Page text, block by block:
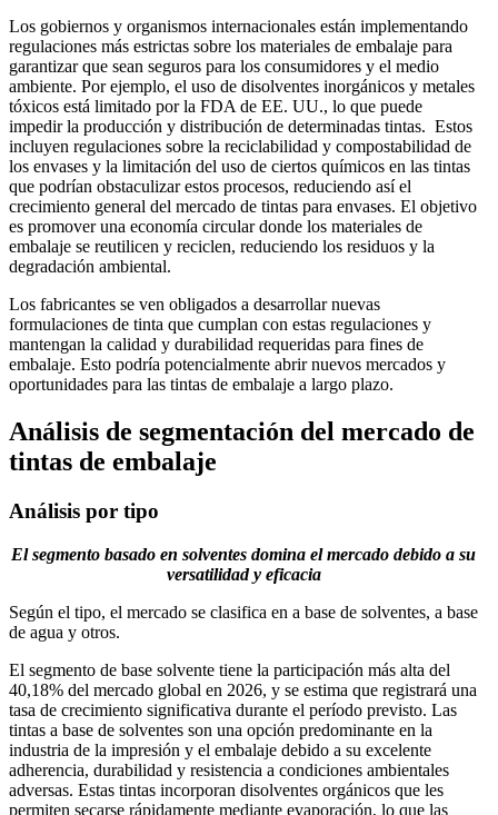
Los gobiernos y organismos internacionales están implementando
regulaciones más estrictas sobre los materiales de embalaje para
garantizar que sean seguros para los consumidores y el medio
ambiente. Por ejemplo, el uso de disolventes inorgánicos y metales
tóxicos está limitado por la FDA de EE. UU., lo que puede
impedir la producción y distribución de determinadas tintas. Estos
incluyen regulaciones sobre la reciclabilidad y compostabilidad de
los envases y la limitación del uso de ciertos químicos en las tintas
que podrían obstaculizar estos procesos, reduciendo así el
crecimiento general del mercado de tintas para envases. El objetivo
es promover una economía circular donde los materiales de
embalaje se reutilicen y reciclen, reduciendo los residuos y la
degradación ambiental.
Los fabricantes se ven obligados a desarrollar nuevas
formulaciones de tinta que cumplan con estas regulaciones y
mantengan la calidad y durabilidad requeridas para fines de
embalaje. Esto podría potencialmente abrir nuevos mercados y
oportunidades para las tintas de embalaje a largo plazo.
Análisis de segmentación del mercado de
tintas de embalaje
Análisis por tipo
El segmento basado en solventes domina el mercado debido a su
versatilidad y eficacia
Según el tipo, el mercado se clasifica en a base de solventes, a base
de agua y otros.
El segmento de base solvente tiene la participación más alta del
40,18% del mercado global en 2026, y se estima que registrará una
tasa de crecimiento significativa durante el período previsto. Las
tintas a base de solventes son una opción predominante en la
industria de la impresión y el embalaje debido a su excelente
adherencia, durabilidad y resistencia a condiciones ambientales
adversas. Estas tintas incorporan disolventes orgánicos que les
permiten secarse rápidamente mediante evaporación, lo que las